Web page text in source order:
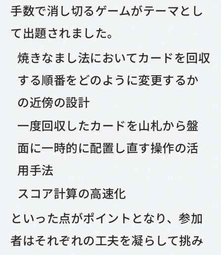
手数で消し切るゲームがテーマとし
て出題されました。
焼きなまし法においてカードを回収
する順番をどのように変更するか
の近傍の設計
一度回収したカードを山札から盤
面に一時的に配置し直す操作の活
用手法
スコア計算の高速化
といった点がポイントとなり、参加
者はそれぞれの工夫を凝らして挑み